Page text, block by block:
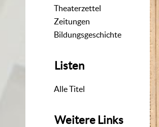
Theaterzettel
Zeitungen
Bildungsgeschichte
Listen
Alle Titel
Weitere Links